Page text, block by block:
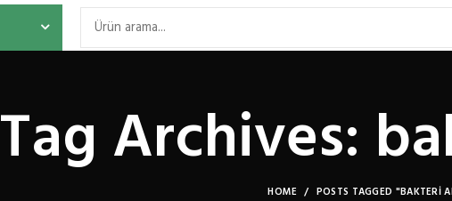
Tag Archives:
HOME POSTS TAGGED "BAKTERI